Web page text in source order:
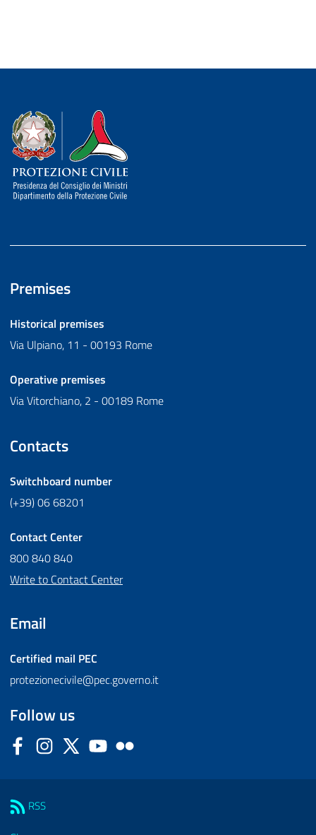
Dipartimento della Protezione Civile
Premises
Historical premises
Via Ulpiano, 11 - 00193 Rome
Operative premises
Via Vitorchiano, 2 - 00189 Rome
Contacts
Switchboard number
(+39) 06 68201
Contact Center
800 840 840
Write to Contact Center
Email
Certified mail PEC
protezionecivile@pec.governo.it
Follow us
FacebookInstagram
Twitter YouTube
RSS